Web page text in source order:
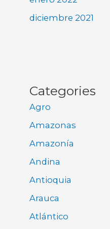
diciembre 2021
Categories
Agro
Amazonas
Amazonía
Andina
Antioquia
Arauca
Atlántico